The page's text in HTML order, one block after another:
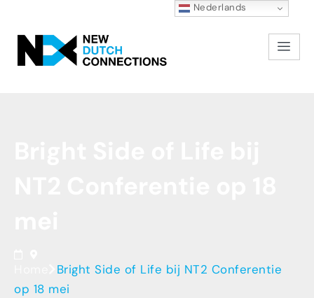
Bright Side of Life bij NT2 Conferentie
op 18 mei
Nederlands